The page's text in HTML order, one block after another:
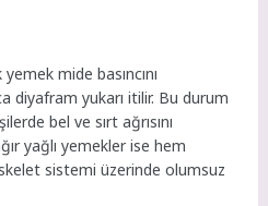
mide basıncını
diyafram yukarı itilir. Bu durum
bel ve sırt ağrısını
yağlı yemekler ise hem
sistemi üzerinde olumsuz